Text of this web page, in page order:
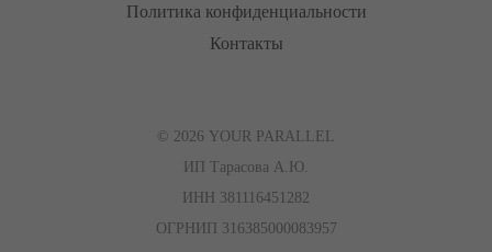
Политика конфиденциальности
Контакты
© 2026 YOUR PARALLEL
ИП Тарасова А.Ю.
ИНН 381116451282
ОГРНИП 316385000083957